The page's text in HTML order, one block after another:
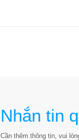
Nhắn tin
Cần thêm thông tin, vui